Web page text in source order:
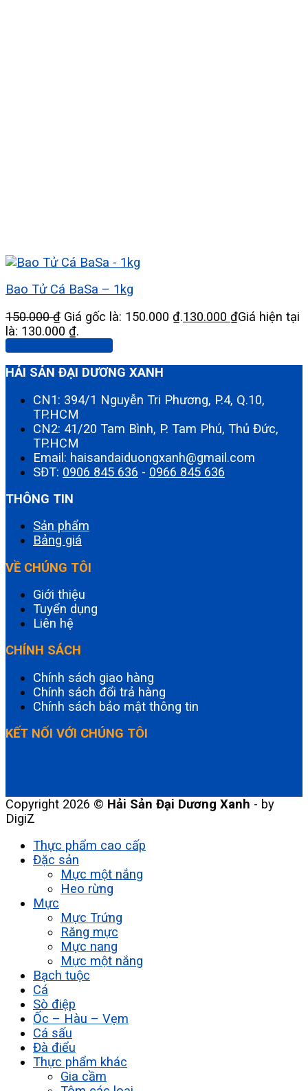
Bao Tử Cá BaSa – 1kg
150.000₫ Giá gốc là: 150.000 ₫.130.000 ₫Giá hiện tại
là: 130.000 ₫.
Thêm vào giỏ hàng
HẢI SẢN ĐẠI DƯƠNG XANH
CN1: 394/1 Nguyễn Tri Phương, P.4, Q.10,
TP.HCM
CN2: 41/20 Tam Bình, P. Tam Phú, Thủ Đức,
TP.HCM
Email: haisandaiduongxanh@gmail.com
SĐT: 0906 845 636 - 0966 845 636
THÔNG TIN
Sản phẩm
Bảng giá
VỀ CHÚNG TÔI
Giới thiệu
Tuyển dụng
Liên hệ
CHÍNH SÁCH
Chính sách giao hàng
Chính sách đổi trả hàng
Chính sách bảo mật thông tin
KẾT NỐI VỚI CHÚNG TÔI
Copyright 2026 © Hải Sản Đại Dương Xanh - by
DigiZ
Thực phẩm cao cấp
Đặc sản
Mực một nắng
Heo rừng
Mực
Mực Trứng
Răng mực
Mực nang
Mực một nắng
Bạch tuộc
Cá
Sò điệp
Ốc – Hàu – Vẹm
Cá sấu
Đà điểu
Thực phẩm khác
Gia cầm